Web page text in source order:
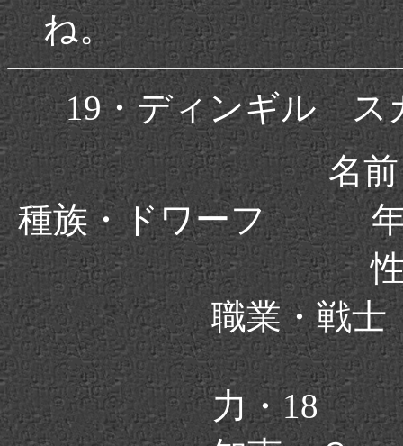
ね。
19・ディンギル ス
名
種族・ドワー
職業・戦
力・18